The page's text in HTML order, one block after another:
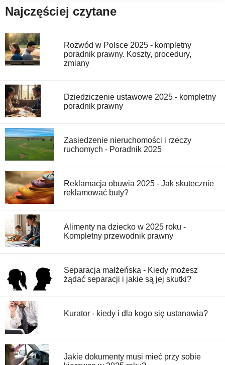
Najczęściej czytane
Rozwód w Polsce 2025 - kompletny
poradnik prawny. Koszty, procedury,
zmiany
Dziedziczenie ustawowe 2025 - kompletny
poradnik prawny
Zasiedzenie nieruchomości i rzeczy
ruchomych - Poradnik 2025
Reklamacja obuwia 2025 - Jak skutecznie
reklamować buty?
Alimenty na dziecko w 2025 roku -
Kompletny przewodnik prawny
Separacja małżeńska - Kiedy możesz
żądać separacji i jakie są jej skutki?
Kurator - kiedy i dla kogo się ustanawia?
Jakie dokumenty musi mieć przy sobie